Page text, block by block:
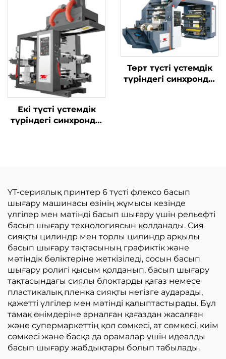
Екі түсті үстемдік
түріндегі синхронды
Төрт түсті үстемдік
түріндегі синхронды
YT-сериялық принтер 6 түсті флексо басып
шығару машинасы өзінің жұмысы кезінде
үлгілер мен мәтінді басып шығару үшін рельефті
басып шығару технологиясын қолданады. Сия
сияқты цилиндр мен торлы цилиндр арқылы
басып шығару тақтасының графиктік және
мәтіндік бөліктеріне жеткізіледі, сосын басып
шығару ролигі қысым қолданып, басып шығару
тақтасындағы сиялы блоктарды қағаз немесе
пластикалық пленка сияқты негізге аударады,
қажетті үлгілер мен мәтінді қалыптастырады. Бұл
тамақ өнімдеріне арналған қағаздан жасалған
және супермаркеттің қол сөмкесі, ат сөмкесі, киім
сөмкесі және басқа да орамалар үшін идеалды
басып шығару жабдықтары болып табылады.